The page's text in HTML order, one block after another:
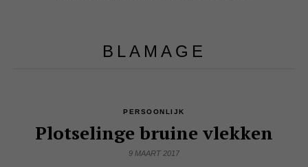
BLAMAGE
PERSOONLIJK
Plotselinge bruine vlekken
9 MAART 2017